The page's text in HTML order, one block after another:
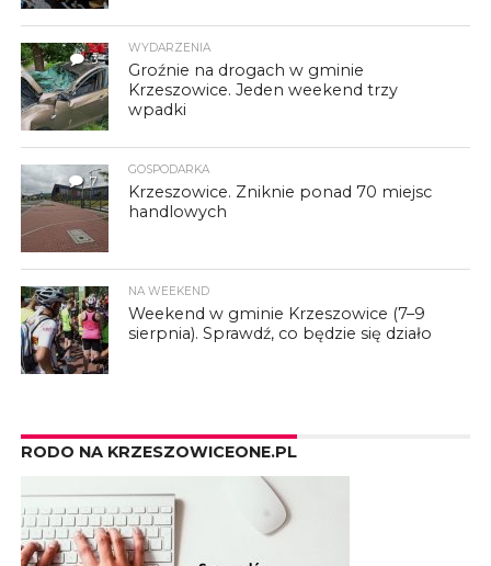
3
WYDARZENIA
Groźnie na drogach w gminie
Krzeszowice. Jeden weekend trzy
wpadki
7
GOSPODARKA
Krzeszowice. Zniknie ponad 70 miejsc
handlowych
NA WEEKEND
Weekend w gminie Krzeszowice (7–9
sierpnia). Sprawdź, co będzie się działo
RODO NA KRZESZOWICEONE.PL